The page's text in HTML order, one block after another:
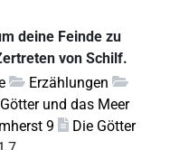
deine Feinde zu
von Schilf.
Erzählungen
und das Meer
9
Die Götter